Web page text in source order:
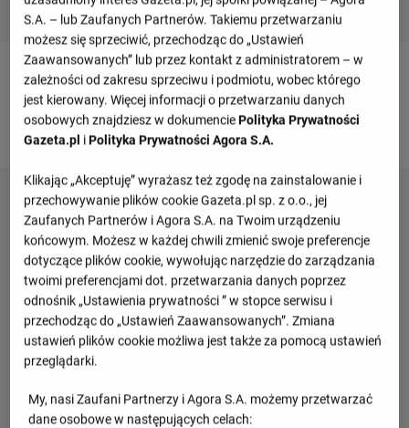
Terminarz drużyny
S.A. – lub Zaufanych Partnerów. Takiemu przetwarzaniu
możesz się sprzeciwić, przechodząc do „Ustawień
Zaawansowanych” lub przez kontakt z administratorem – w
zależności od zakresu sprzeciwu i podmiotu, wobec którego
jest kierowany. Więcej informacji o przetwarzaniu danych
osobowych znajdziesz w dokumenciePolityka Prywatności
Gazeta.pl iPolityka Prywatności Agora S.A.
Klikając „Akceptuję” wyrażasz też zgodę na zainstalowanie i
przechowywanie plików cookie Gazeta.pl sp. z o.o., jej
Zaufanych Partnerów i Agora S.A. na Twoim urządzeniu
końcowym. Możesz w każdej chwili zmienić swoje preferencje
dotyczące plików cookie, wywołując narzędzie do zarządzania
twoimi preferencjami dot. przetwarzania danych poprzez
odnośnik „Ustawienia prywatności ” w stopce serwisu i
przechodząc do „Ustawień Zaawansowanych”. Zmiana
ustawień plików cookie możliwa jest także za pomocą ustawień
przeglądarki.
My, nasi Zaufani Partnerzy i Agora S.A. możemy przetwarzać
dane osobowe w następujących celach: